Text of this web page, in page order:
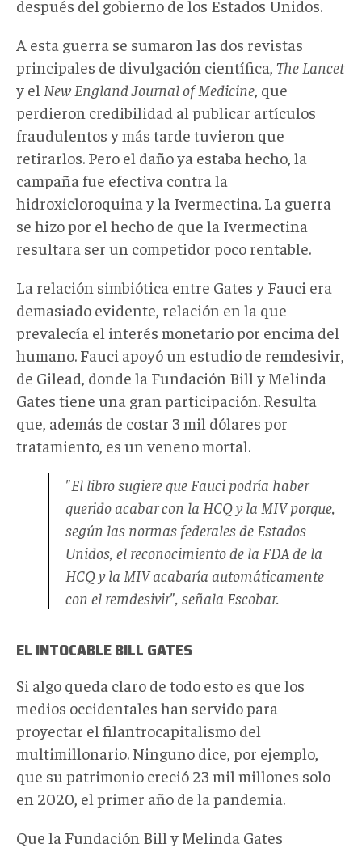
después del gobierno de los Estados Unidos.
A esta guerra se sumaron las dos revistas
principales de divulgación científica, The Lancet
y el New England Journal of Medicine , que
perdieron credibilidad al publicar artículos
fraudulentos y más tarde tuvieron que
retirarlos. Pero el daño ya estaba hecho, la
campaña fue efectiva contra la
hidroxicloroquina y la Ivermectina. La guerra
se hizo por el hecho de que la Ivermectina
resultara ser un competidor poco rentable.
La relación simbiótica entre Gates y Fauci era
demasiado evidente, relación en la que
prevalecía el interés monetario por encima del
humano. Fauci apoyó un estudio de remdesivir,
de Gilead, donde la Fundación Bill y Melinda
Gates tiene una gran participación. Resulta
que, además de costar 3 mil dólares por
tratamiento, es un veneno mortal.
"El libro sugiere que Fauci podría haber
querido acabar con la HCQ y la MIV porque,
según las normas federales de Estados
Unidos, el reconocimiento de la FDA de la
HCQ y la MIV acabaría automáticamente
con el remdesivir", señala Escobar.
EL INTOCABLE BILL GATES
Si algo queda claro de todo esto es que los
medios occidentales han servido para
proyectar el filantrocapitalismo del
multimillonario. Ninguno dice, por ejemplo,
que su patrimonio creció 23 mil millones solo
en 2020, el primer año de la pandemia.
Que la Fundación Bill y Melinda Gates